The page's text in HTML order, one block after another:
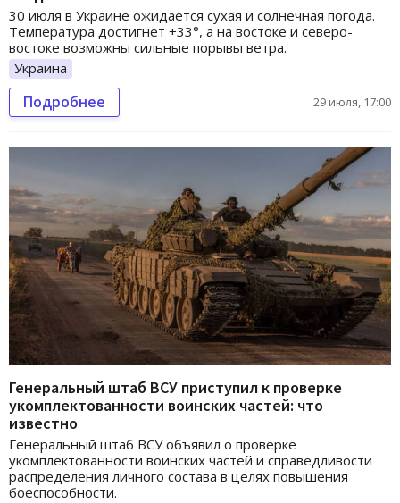
30 июля в Украине ожидается сухая и солнечная погода.
Температура достигнет +33°, а на востоке и северо-
востоке возможны сильные порывы ветра.
Украина
Подробнее 29 июля, 17:00
Генеральный штаб ВСУ приступил к проверке
укомплектованности воинских частей: что
известно
Генеральный штаб ВСУ объявил о проверке
укомплектованности воинских частей и справедливости
распределения личного состава в целях повышения
боеспособности.